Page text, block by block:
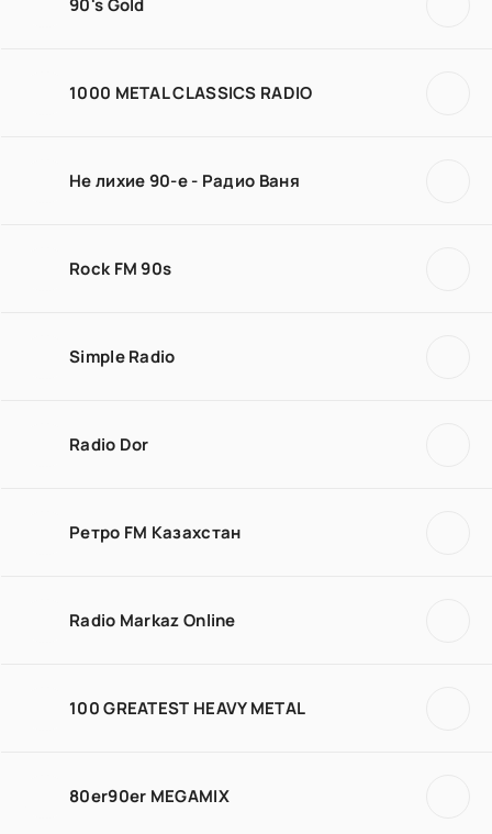
1000 METAL CLASSICS RADIO
Не лихие 90-е - Радио Ваня
Rock FM 90s
Simple Radio
Radio Dor
Ретро FM Казахстан
Radio Markaz Online
100 GREATEST HEAVY METAL
80er90er MEGAMIX